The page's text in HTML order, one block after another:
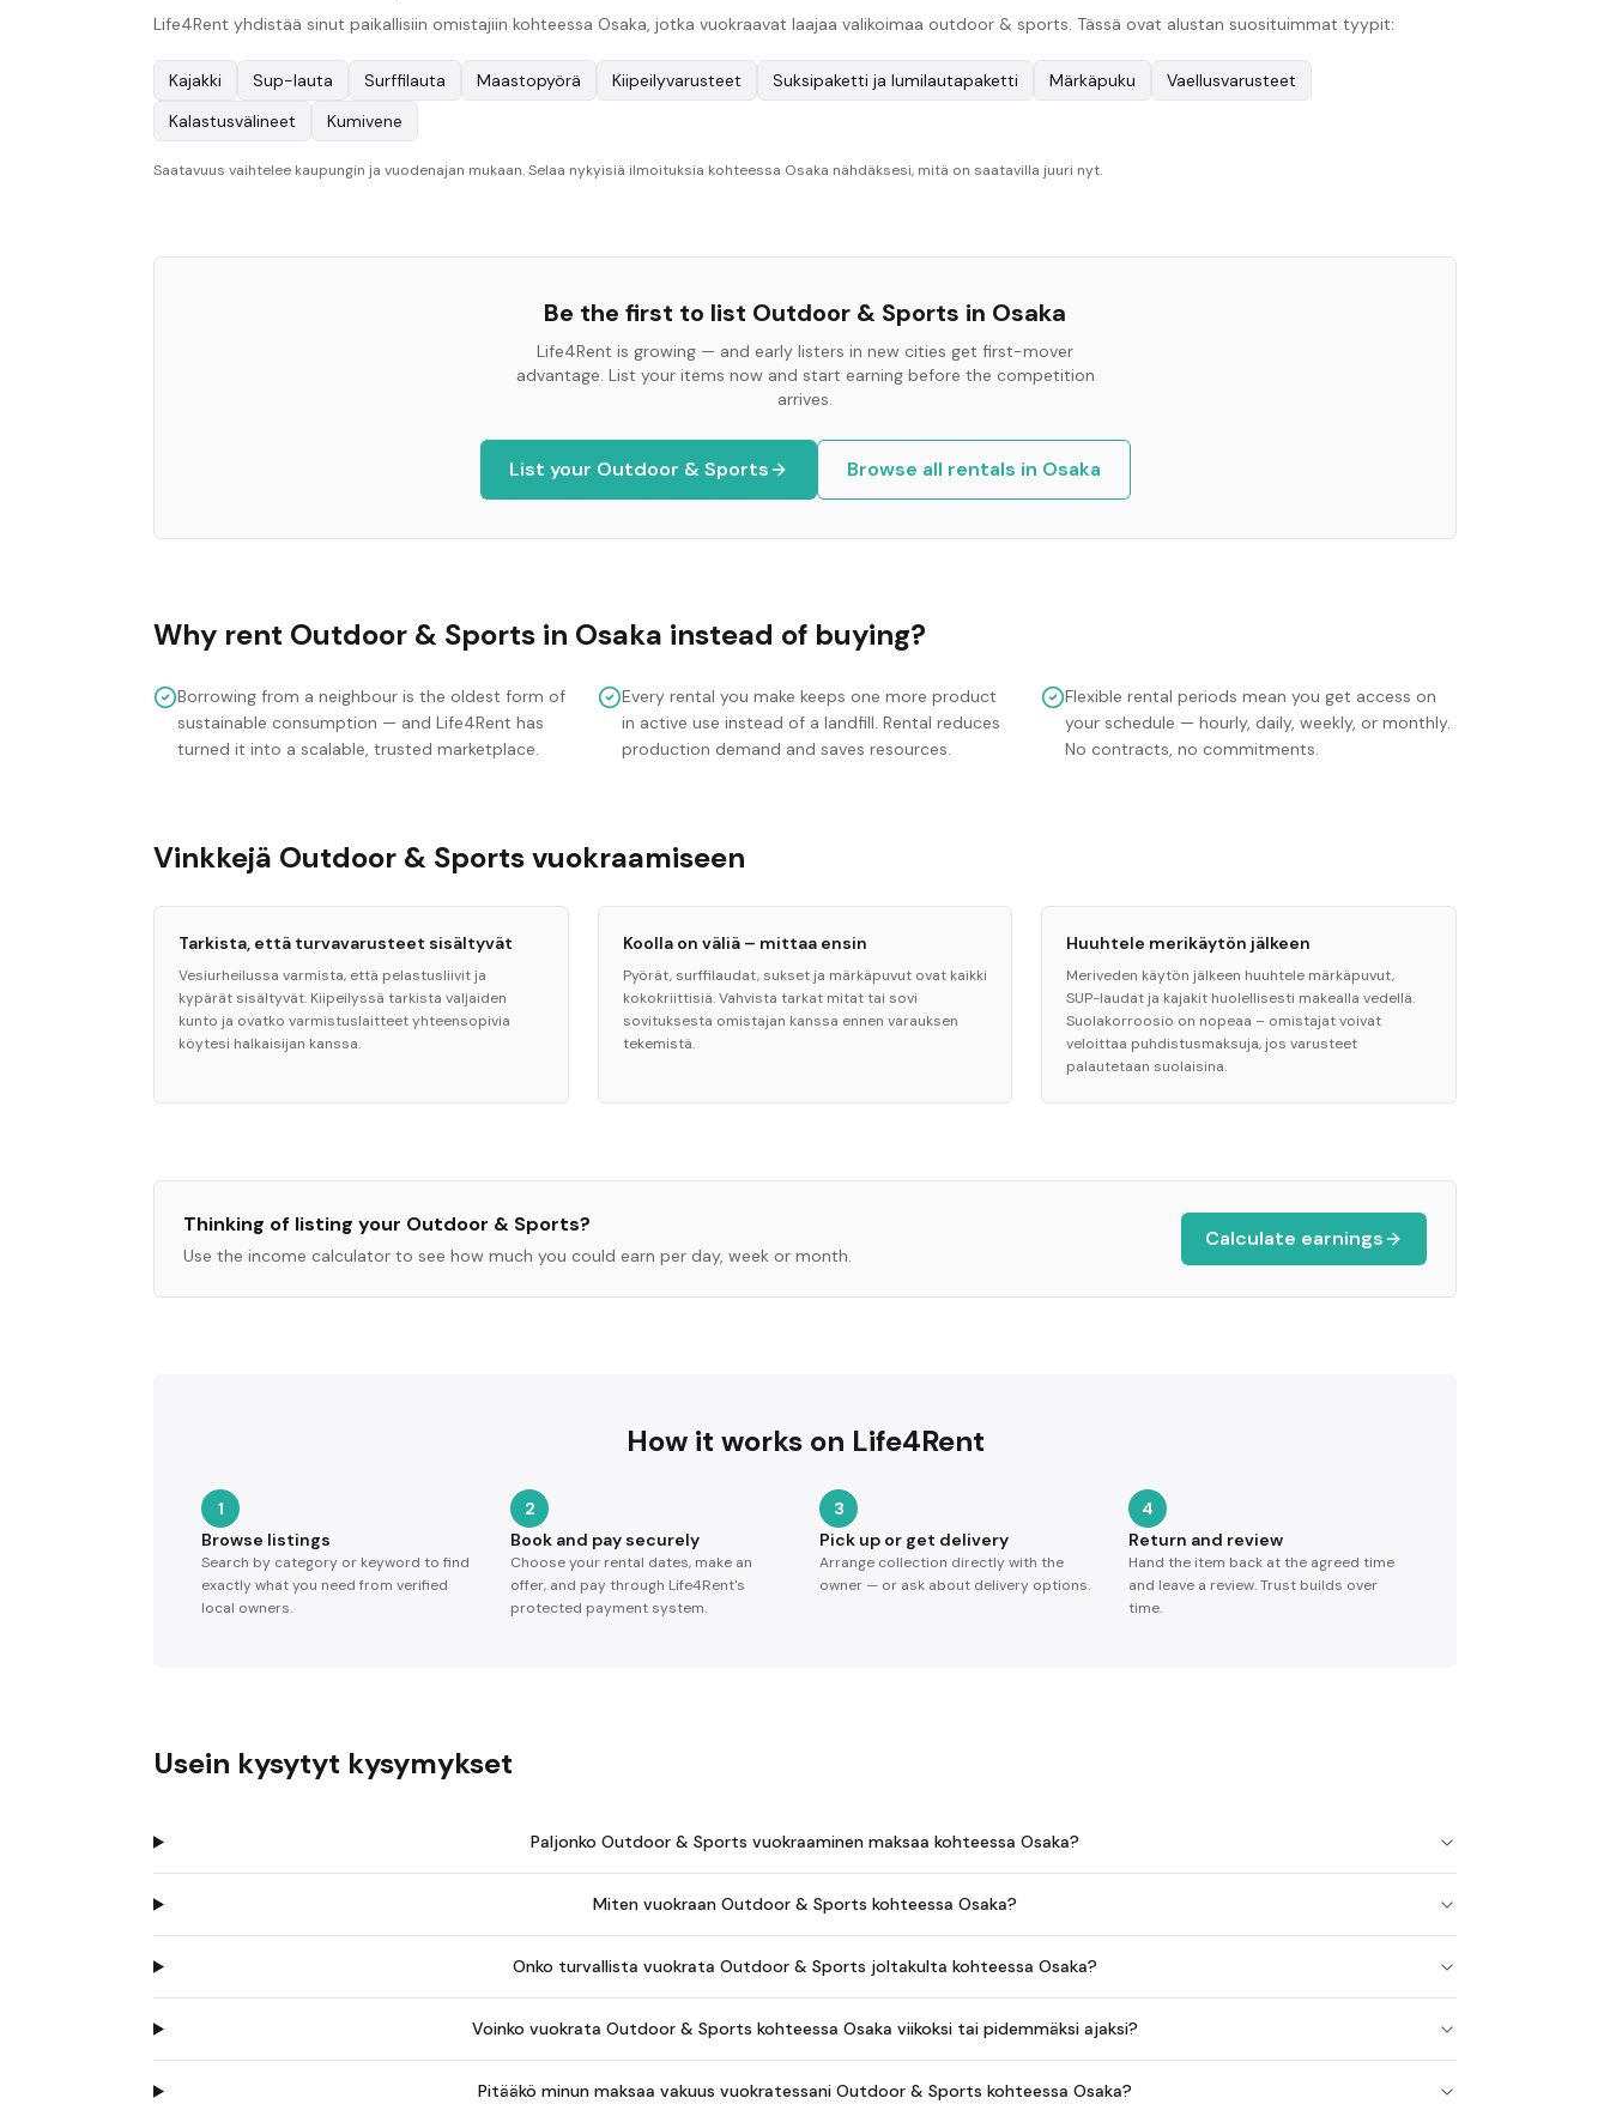
Life4Rent yhdistää sinut paikallisiin omistajiin kohteessa Osaka, jotka vuokraavat laajaa valikoimaa outdoor & sports. Tässä ovat alustan suosituimmat tyypit:
Kajakki Sup-lauta Surffilauta Maastopyörä Kiipeilyvarusteet Suksipaketti ja lumilautapaketti Märkäpuku
Vaellusvarusteet
Kalastusvälineet
Kumivene
Saatavuus vaihtelee kaupungin ja vuodenajan mukaan. Selaa nykyisiä ilmoituksia kohteessa Osaka nähdäksesi, mitä on saatavilla juuri nyt.
Be the first to list Outdoor & Sports in Osaka
Life4Rent is growing — and early listers in new cities get first-mover
advantage. List your items now and start earning before the competition
arrives.
List your Outdoor & Sports Browse all rentals in Osaka
Why rent Outdoor & Sports in Osaka instead of buying?
Borrowing from a neighbour is the oldest form of
sustainable consumption — and Life4Rent has
turned it into a scalable, trusted marketplace.
Every rental you make keeps one more product
in active use instead of a landfill. Rental reduces
production demand and saves resources.
Flexible rental periods mean you get access on
your schedule — hourly, daily, weekly, or monthly.
No contracts, no commitments.
Vinkkejä Outdoor & Sports vuokraamiseen
Tarkista, että turvavarusteet sisältyvät
Vesiurheilussa varmista, että pelastusliivit ja
kypärät sisältyvät. Kiipeilyssä tarkista valjaiden
kunto ja ovatko varmistuslaitteet yhteensopivia
köytesi halkaisijan kanssa.
Koolla on väliä – mittaa ensin
Pyörät, surffilaudat, sukset ja märkäpuvut ovat kaikki
kokokriittisiä. Vahvista tarkat mitat tai sovi
sovituksesta omistajan kanssa ennen varauksen
tekemistä.
Huuhtele merikäytön jälkeen
Meriveden käytön jälkeen huuhtele märkäpuvut,
SUP-laudat ja kajakit huolellisesti makealla vedellä.
Suolakorroosio on nopeaa – omistajat voivat
veloittaa puhdistusmaksuja, jos varusteet
palautetaan suolaisina.
Thinking of listing your Outdoor & Sports?
Use the income calculator to see how much you could earn per day, week or month.
Calculate earnings
How it works on Life4Rent
1
Browse listings
Search by category or keyword to find
exactly what you need from verified
local owners.
2
Book and pay securely
Choose your rental dates, make an
offer, and pay through Life4Rent's
protected payment system.
3
Pick up or get delivery
Arrange collection directly with the
owner — or ask about delivery options.
4
Return and review
Hand the item back at the agreed time
and leave a review. Trust builds over
time.
Usein kysytyt kysymykset
Paljonko Outdoor & Sports vuokraaminen maksaa kohteessa Osaka?
Miten vuokraan Outdoor & Sports kohteessa Osaka?
Onko turvallista vuokrata Outdoor & Sports joltakulta kohteessa Osaka?
Voinko vuokrata Outdoor & Sports kohteessa Osaka viikoksi tai pidemmäksi ajaksi?
Pitääkö minun maksaa vakuus vuokratessani Outdoor & Sports kohteessa Osaka?